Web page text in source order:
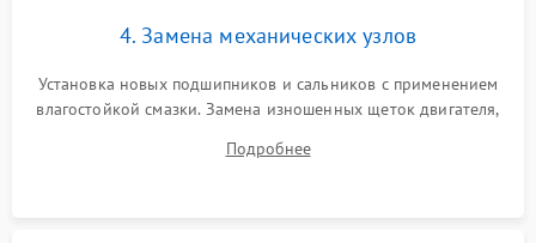
4. Замена механических узлов
Установка новых подшипников и сальников с применением
влагостойкой смазки. Замена изношенных щеток двигателя,
или поврежденной резиновой манжеты.
Подробнее